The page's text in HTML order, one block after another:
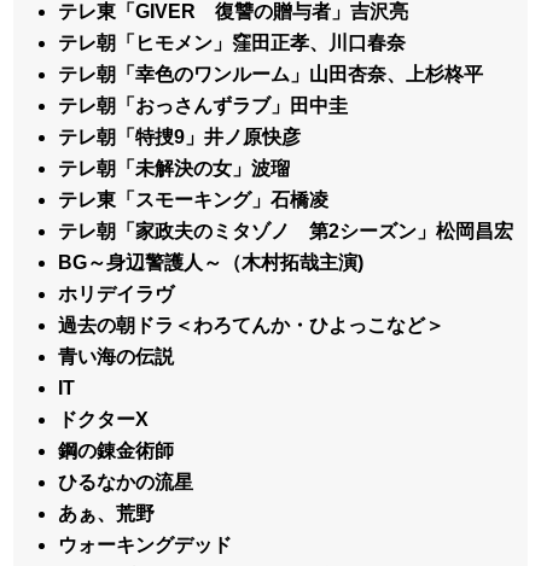
テレ東「GIVER 復讐の贈与者」吉沢亮
テレ朝「ヒモメン」窪田正孝、川口春奈
テレ朝「幸色のワンルーム」山田杏奈、上杉柊平
テレ朝「おっさんずラブ」田中圭
テレ朝「特捜9」井ノ原快彦
テレ朝「未解決の女」波瑠
テレ東「スモーキング」石橋凌
テレ朝「家政夫のミタゾノ 第2シーズン」松岡昌宏
BG～身辺警護人～（木村拓哉主演)
ホリデイラヴ
過去の朝ドラ＜わろてんか・ひよっこなど＞
青い海の伝説
IT
ドクターX
鋼の錬金術師
ひるなかの流星
あぁ、荒野
ウォーキングデッド